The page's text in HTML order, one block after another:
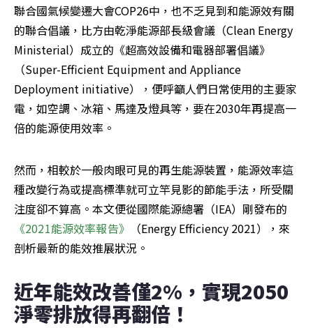
聯合國氣候變遷大會COP26中，也不乏見到和能源效有關
的聯合倡議，比方由乾淨能源部長級會議（Clean Energy
Ministerial）成立的《超高效設備和電器部署倡議》
（Super-Efficient Equipment and Appliance
Deployment initiative），便呼籲人們日常使用的主要家
電，如空調、冰箱、馬達及燈具等，要在2030年再提高一
倍的能源使用效率。
然而，相較於一般肉眼可見的再生能源裝置，能源效率這
種改變行為或提高標準就可立竿見影的節能手法，所受關
注度卻不算高。本文便從國際能源總署（IEA）剛發布的
《2021能源效率報告》
（Energy Efficiency 2021），來
剖析最新的能效推展狀況。
近年能效改善僅2%，實現2050
淨零排放得再翻倍！